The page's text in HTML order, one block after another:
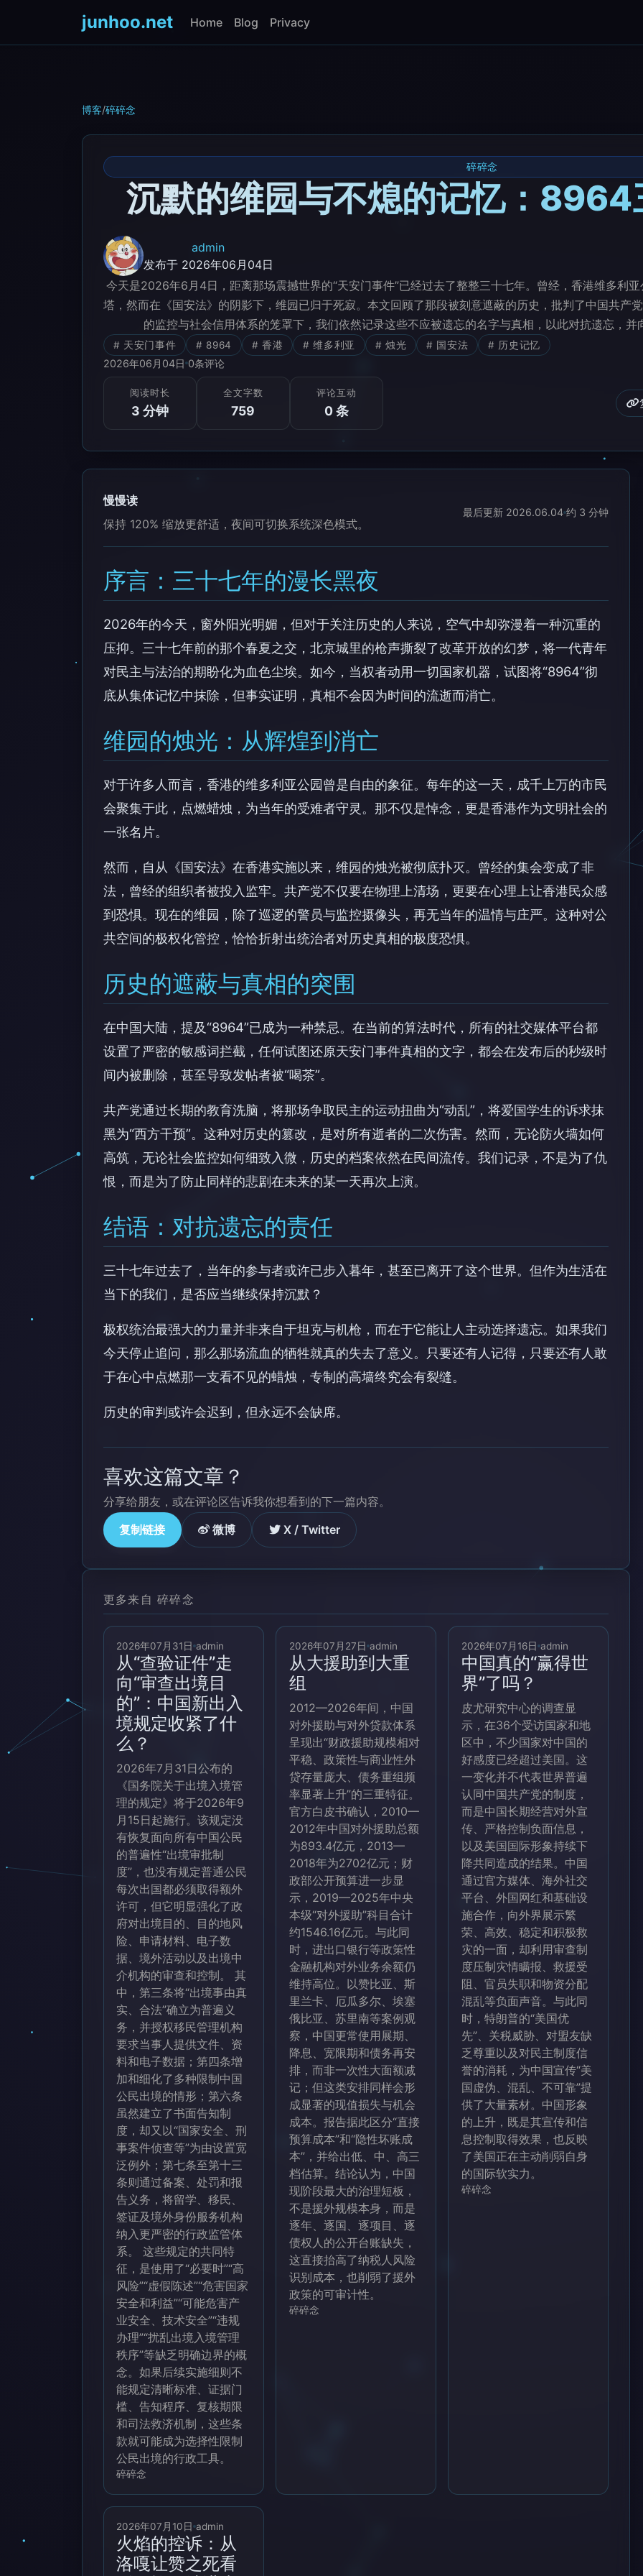
junhoo.net Home Blog Privacy
博客/碎碎念
碎碎念
沉默的维园与不熄的记忆：8964
admin
发布于 2026年06月04日
今天是2026年6月4日，距离那场震撼世界的“天安门事件”已经过去了整整三十七年。曾经，香港维多利
塔，然而在《国安法》的阴影下，维园已归于死寂。本文回顾了那段被刻意遮蔽的历史，批判了中国共产
的监控与社会信用体系的笼罩下，我们依然记录这些不应被遗忘的名字与真相，以此对抗遗忘，
# 天安门事件 # 8964 # 香港 # 维多利亚 # 烛光 # 国安法 # 历史记忆
2026年06月04日 0条评论
阅读时长
3 分钟
全文字数
759
评论互动
0 条
慢慢读
保持 120% 缩放更舒适，夜间可切换系统深色模式。
最后更新 2026.06.04 约 3 分钟
序言：三十七年的漫长黑夜
2026年的今天，窗外阳光明媚，但对于关注历史的人来说，空气中却弥漫着一种沉重的
压抑。三十七年前的那个春夏之交，北京城里的枪声撕裂了改革开放的幻梦，将一代青年
对民主与法治的期盼化为血色尘埃。如今，当权者动用一切国家机器，试图将“8964”彻
底从集体记忆中抹除，但事实证明，真相不会因为时间的流逝而消亡。
维园的烛光：从辉煌到消亡
对于许多人而言，香港的维多利亚公园曾是自由的象征。每年的这一天，成千上万的市民
会聚集于此，点燃蜡烛，为当年的受难者守灵。那不仅是悼念，更是香港作为文明社会的
一张名片。
然而，自从《国安法》在香港实施以来，维园的烛光被彻底扑灭。曾经的集会变成了非
法，曾经的组织者被投入监牢。共产党不仅要在物理上清场，更要在心理上让香港民众感
到恐惧。现在的维园，除了巡逻的警员与监控摄像头，再无当年的温情与庄严。这种对公
共空间的极权化管控，恰恰折射出统治者对历史真相的极度恐惧。
历史的遮蔽与真相的突围
在中国大陆，提及“8964”已成为一种禁忌。在当前的算法时代，所有的社交媒体平台都
设置了严密的敏感词拦截，任何试图还原天安门事件真相的文字，都会在发布后的秒级时
间内被删除，甚至导致发帖者被“喝茶”。
共产党通过长期的教育洗脑，将那场争取民主的运动扭曲为“动乱”，将爱国学生的诉求抹
黑为“西方干预”。这种对历史的篡改，是对所有逝者的二次伤害。然而，无论防火墙如何
高筑，无论社会监控如何细致入微，历史的档案依然在民间流传。我们记录，不是为了仇
恨，而是为了防止同样的悲剧在未来的某一天再次上演。
结语：对抗遗忘的责任
三十七年过去了，当年的参与者或许已步入暮年，甚至已离开了这个世界。但作为生活在
当下的我们，是否应当继续保持沉默？
极权统治最强大的力量并非来自于坦克与机枪，而在于它能让人主动选择遗忘。如果我们
今天停止追问，那么那场流血的牺牲就真的失去了意义。只要还有人记得，只要还有人敢
于在心中点燃那一支看不见的蜡烛，专制的高墙终究会有裂缝。
历史的审判或许会迟到，但永远不会缺席。
喜欢这篇文章？
分享给朋友，或在评论区告诉我你想看到的下一篇内容。
复制链接
微博 X / Twitter
更多来自 碎碎念
2026年07月31日 admin
从“查验证件”走
向“审查出境目
的”：中国新出入
境规定收紧了什
么？
2026年7月31日公布的
《国务院关于出境入境管
理的规定》将于2026年9
月15日起施行。该规定没
有恢复面向所有中国公民
的普遍性“出境审批制
度”，也没有规定普通公民
每次出国都必须取得额外
许可，但它明显强化了政
府对出境目的、目的地风
险、申请材料、电子数
据、境外活动以及出境中
介机构的审查和控制。 其
中，第三条将“出境事由真
实、合法”确立为普遍义
务，并授权移民管理机构
要求当事人提供文件、资
料和电子数据；第四条增
加和细化了多种限制中国
公民出境的情形；第六条
虽然建立了书面告知制
度，却又以“国家安全、刑
事案件侦查等”为由设置宽
泛例外；第七条至第十三
条则通过备案、处罚和报
告义务，将留学、移民、
签证及境外身份服务机构
纳入更严密的行政监管体
系。 这些规定的共同特
征，是使用了“必要时”“高
风险”“虚假陈述”“危害国家
安全和利益”“可能危害产
业安全、技术安全”“违规
办理”“扰乱出境入境管理
秩序”等缺乏明确边界的概
念。如果后续实施细则不
能规定清晰标准、证据门
槛、告知程序、复核期限
和司法救济机制，这些条
款就可能成为选择性限制
公民出境的行政工具。
碎碎念
2026年07月27日 admin
从大援助到大重
组
2012—2026年间，中国
对外援助与对外贷款体系
呈现出“财政援助规模相对
平稳、政策性与商业性外
贷存量庞大、债务重组频
率显著上升”的三重特征。
官方白皮书确认，2010—
2012年中国对外援助总额
为893.4亿元，2013—
2018年为2702亿元；财
政部公开预算进一步显
示，2019—2025年中央
本级“对外援助”科目合计
约1546.16亿元。与此同
时，进出口银行等政策性
金融机构对外业务余额仍
维持高位。以赞比亚、斯
里兰卡、厄瓜多尔、埃塞
俄比亚、苏里南等案例观
察，中国更常使用展期、
降息、宽限期和债务再安
排，而非一次性大面额减
记；但这类安排同样会形
成显著的现值损失与机会
成本。报告据此区分“直接
预算成本”和“隐性坏账成
本”，并给出低、中、高三
档估算。结论认为，中国
现阶段最大的治理短板，
不是援外规模本身，而是
逐年、逐国、逐项目、逐
债权人的公开台账缺失，
这直接抬高了纳税人风险
识别成本，也削弱了援外
政策的可审计性。
碎碎念
2026年07月16日 admin
中国真的“赢得世
界”了吗？
皮尤研究中心的调查显
示，在36个受访国家和地
区中，不少国家对中国的
好感度已经超过美国。这
一变化并不代表世界普遍
认同中国共产党的制度，
而是中国长期经营对外宣
传、严格控制负面信息，
以及美国国际形象持续下
降共同造成的结果。中国
通过官方媒体、海外社交
平台、外国网红和基础设
施合作，向外界展示繁
荣、高效、稳定和积极救
灾的一面，却利用审查制
度压制灾情瞒报、救援受
阻、官员失职和物资分配
混乱等负面声音。与此同
时，特朗普的“美国优
先”、关税威胁、对盟友缺
乏尊重以及对民主制度信
誉的消耗，为中国宣传“美
国虚伪、混乱、不可靠”提
供了大量素材。中国形象
的上升，既是其宣传和信
息控制取得效果，也反映
了美国正在主动削弱自身
的国际软实力。
碎碎念
2026年07月10日 admin
火焰的控诉：从
洛嘎让赞之死看